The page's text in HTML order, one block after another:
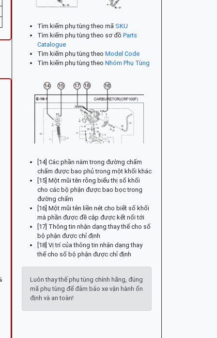
Tìm kiếm phụ tùng theo mã SKU
Tìm kiếm phụ tùng theo sơ đồ Parts
Catalogue
Tìm kiếm phụ tùng theo Model Code
Tìm kiếm phụ tùng theo Nhóm Phụ Tùng
[14] Các phần nằm trong đường chấm
chấm được bao phủ trong một khối khác
[15] Một mũi tên rỗng biểu thị số khối
cho các bộ phận được bao bọc trong
đường chấm
[16] Một mũi tên liền nét cho biết số khối
mà phần được đề cập được kết nối tới
[17] Thông tin nhận dạng thay thế cho số
bộ phận được chỉ định
[18] Vị trí của thông tin nhận dạng thay
thế cho số bộ phận được chỉ định
Luôn thay thế phụ tùng chính hãng, đúng
mã phụ tùng để đảm bảo xe vận hành ổn
định và an toàn!